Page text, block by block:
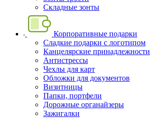
Складные зонты
Корпоративные подарки
Сладкие подарки с логотипом
Канцелярские принадлежности
Антистрессы
Чехлы для карт
Обложки для документов
Визитницы
Папки, портфели
Дорожные органайзеры
Зажигалки